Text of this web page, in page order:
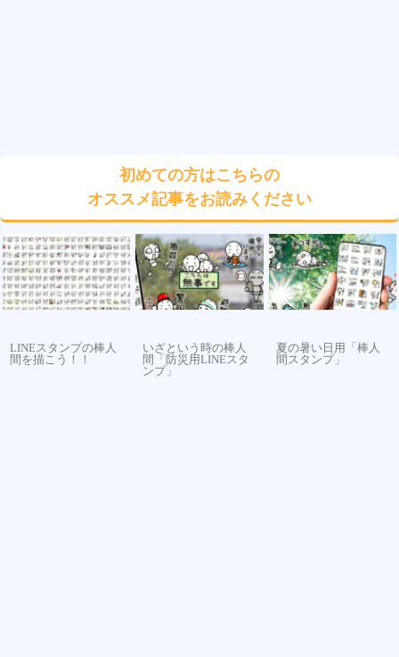
初めての方はこちらの
オススメ記事をお読みください
LINEスタンプの棒人
間を描こう！！
いざという時の棒人
間「防災用LINEスタ
ンプ」
夏の暑い日用「棒人
間スタンプ」